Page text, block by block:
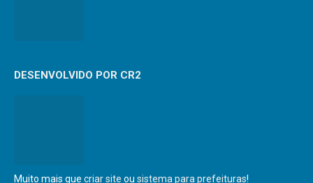
DESENVOLVIDO POR CR2
Muito mais que criar site ou sistema para prefeituras!